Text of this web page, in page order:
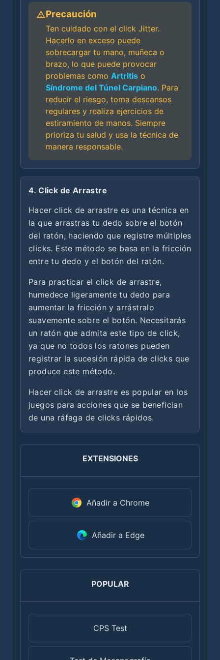
Precaución
Ten cuidado con el click Jitter.
Hacerlo en exceso puede
sobrecargar tu mano, muñeca o
brazo, lo que puede provocar
problemas como Artritis o
Síndrome del Túnel Carpiano. Para
reducir el riesgo, toma descansos
regulares y realiza ejercicios de
estiramiento de manos. Siempre
prioriza tu salud y usa la técnica de
manera responsable.
4. Click de Arrastre
Hacer click de arrastre es una técnica en
la que arrastras tu dedo sobre el botón
del ratón, haciendo que registre múltiples
clicks. Este método se basa en la fricción
entre tu dedo y el botón del ratón.
Para practicar el click de arrastre,
humedece ligeramente tu dedo para
aumentar la fricción y arrástralo
suavemente sobre el botón. Necesitarás
un ratón que admita este tipo de click,
ya que no todos los ratones pueden
registrar la sucesión rápida de clicks que
produce este método.
Hacer click de arrastre es popular en los
juegos para acciones que se benefician
de una ráfaga de clicks rápidos.
EXTENSIONES
Añadir a Chrome
Añadir a Edge
POPULAR
CPS Test